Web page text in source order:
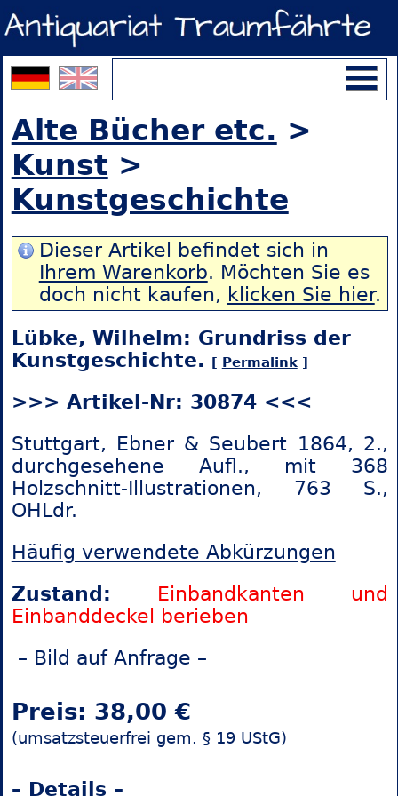
Alte Bücher etc. >
Kunst >
Kunstgeschichte
Dieser Artikel befindet sich in
Ihrem Warenkorb. Möchten Sie es
doch nicht kaufen, klicken Sie hier.
Lübke, Wilhelm: Grundriss der
Kunstgeschichte.
[ Permalink]
>>> Artikel-Nr: 30874 <<<
Stuttgart, Ebner & Seubert 1864, 2.,
durchgesehene Aufl., mit 368
Holzschnitt-Illustrationen, 763 S.,
OHLdr.
Häufig verwendete Abkürzungen
Zustand:
Einbandkanten und
Einbanddeckel berieben
– Bild auf Anfrage –
Preis: 38,00 €
(umsatzsteuerfrei gem. § 19 UStG)
– Details –